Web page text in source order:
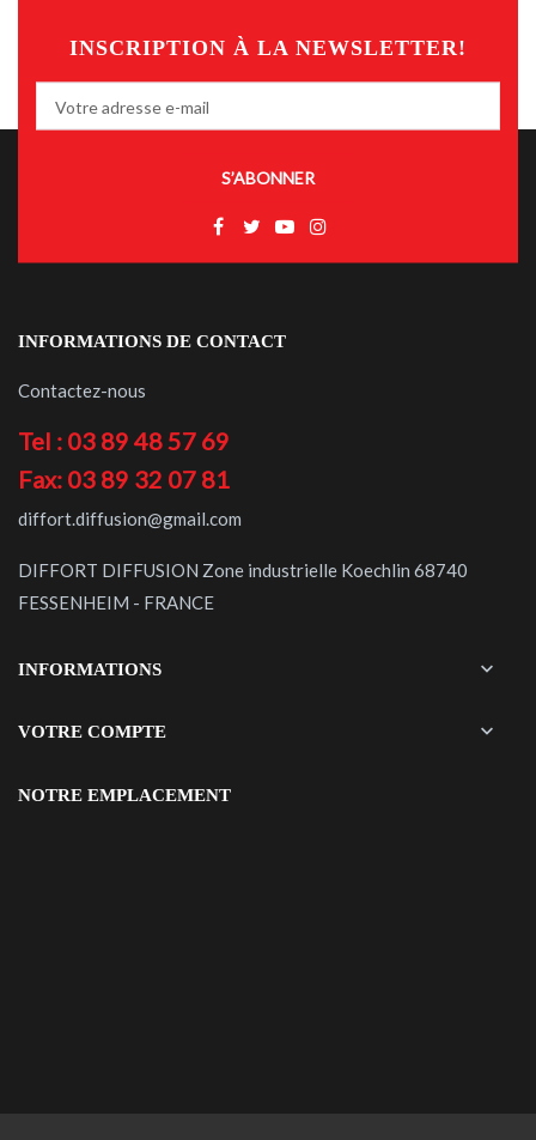
INSCRIPTION À LA NEWSLETTER!
S’ABONNER
INFORMATIONS DE CONTACT
Contactez-nous
Tel : 03 89 48 57 69
Fax: 03 89 32 07 81
diffort.diffusion@gmail.com
DIFFORT DIFFUSION Zone industrielle Koechlin 68740
FESSENHEIM - FRANCE
INFORMATIONS 
VOTRE COMPTE 
NOTRE EMPLACEMENT